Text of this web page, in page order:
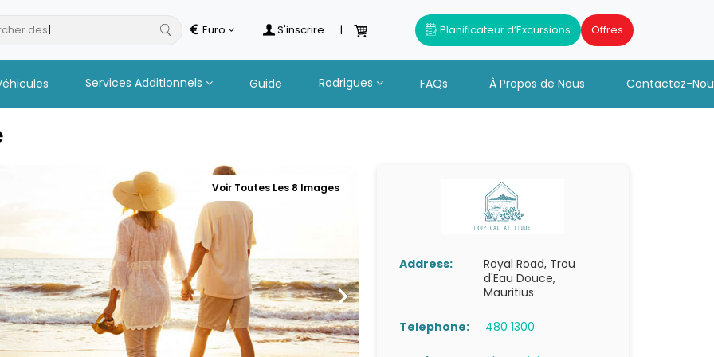
deshotel Euro S'inscrire | Planificateur d’Excursions Offres
Services Additionnels Guide Rodrigues FAQs À Propos de Nous Contactez-
Voir Toutes Les 8 Images
Address:
Royal Road, Trou
d'Eau Douce,
Mauritius
Telephone: 480 1300